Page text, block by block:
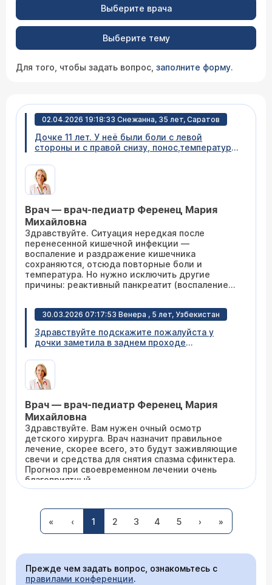
Выберите врача
Выберите тему
Для того, чтобы задать вопрос, заполните форму.
02.04.2026 19:18:33 Снежанна, 35 лет, Саратов
Дочке 11 лет. У неё были боли с левой
стороны и с правой снизу, понос,температура
Там сделали УЗИ чтоб понять есть ли
аппендицит. Его нет . От туда нас отвезли в
инфекционную. Там пролечили и выписали с
происхождения. Через день у нас опять боли
но уже с лева и температура 37.8. Педиатр
направила к гастроэнтерологу. Что у нас
может быть
Врач — врач-педиатр Ференец Мария
Михайловна
Здравствуйте. Ситуация нередкая после
перенесенной кишечной инфекции —
воспаление и раздражение кишечника
сохраняются, отсюда повторные боли и
температура. Но нужно исключить другие
причины: реактивный панкреатит (воспаление
липазу крови, сделать УЗИ брюшной полости с
паразиты дают волнообразное течение. Сдать
кал на антиген лямблий и копрограмму, ОАК,
результатами.
30.03.2026 07:17:53 Венера , 5 лет, Узбекистан
Здравствуйте подскажите пожалуйста у
дочки заметила в заднем проходе
небыли запоров
Врач — врач-педиатр Ференец Мария
Михайловна
Здравствуйте. Вам нужен очный осмотр
детского хирурга. Врач назначит правильное
лечение, скорее всего, это будут заживляющие
свечи и средства для снятия спазма сфинктера.
Прогноз при своевременном лечении очень
благоприятный.
24.02.2026 07:42:14 Дарья , 20 лет, Кемерово
Дала ребенку попробовать яблоко нам 5,5 мес
на утро покраснели щеки дала Фенистил 8
« ‹ 1 2 3 4 5 › »
Прежде чем задать вопрос, ознакомьтесь с
правилами конференции.